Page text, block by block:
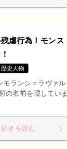
虐行為！モンス
歴史人物
モランシ＝ラヴァル
の名前を現していま
続きを読む